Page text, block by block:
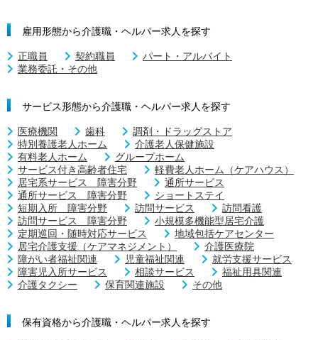
雇用形態から介護職・ヘルパー求人を探す
正職員 契約職員
パート・アルバイト
業務委託・その他
サービス形態から介護職・ヘルパー求人を探す
医療機関 歯科
調剤・ドラッグストア
特別養護老人ホーム
介護老人保健施設
有料老人ホーム
グループホーム
サービス付き高齢者住宅
軽費老人ホーム（ケアハウス）
居宅系サービス 障害分野
通所サービス
通所サービス 障害分野
ショートステイ
短期入所 障害分野
訪問サービス
訪問看護
訪問サービス 障害分野
小規模多機能型居宅介護
定期巡回・随時対応サービス
地域包括ケアセンター
居宅介護支援（ケアマネジメント）
介護医療院
障がい者福祉関連
児童福祉関連
就労支援サービス
障害児入所サービス
相談サービス
福祉用具関連
介護タクシー
保育関連施設 その他
保有資格から介護職・ヘルパー求人を探す